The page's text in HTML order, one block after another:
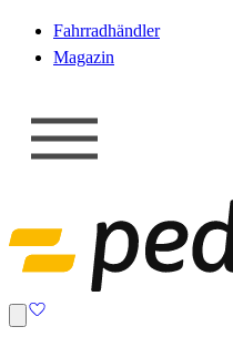
Fahrradhändler
Magazin